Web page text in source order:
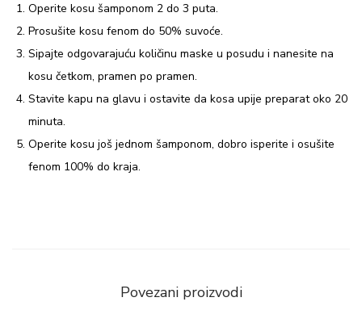
g
k
o
l
i
č
i
n
Operite kosu šamponom 2 do 3 puta.
Prosušite kosu fenom do 50% suvoće.
Sipajte odgovarajuću količinu maske u posudu i nanesite na
kosu četkom, pramen po pramen.
Stavite kapu na glavu i ostavite da kosa upije preparat oko 20
minuta.
Operite kosu još jednom šamponom, dobro isperite i osušite
fenom 100% do kraja.
Povezani proizvodi